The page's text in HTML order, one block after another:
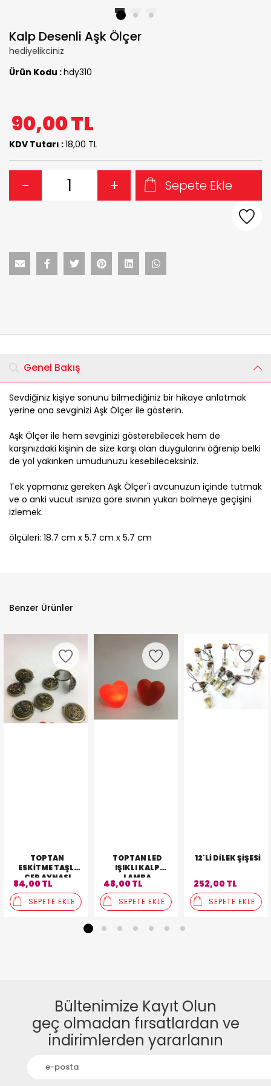
2 3
Kalp Desenli Aşk Ölçer
hediyelikciniz
Ürün Kodu :hdy310
90,00TL
KDV Tutarı :18,00 TL
- + Sepete Ekle
Genel Bakış
Sevdiğiniz kişiye sonunu bilmediğiniz bir hikaye anlatmak
yerine ona sevginizi Aşk Ölçer ile gösterin.
Aşk Ölçer ile hem sevginizi gösterebilecek hem de
karşınızdaki kişinin de size karşı olan duygularını öğrenip belki
de yol yakınken umudunuzu kesebileceksiniz.
Tek yapmanız gereken Aşk Ölçer'i avcunuzun içinde tutmak
ve o anki vücut ısınıza göre sıvının yukarı bölmeye geçişini
izlemek.
ölçüleri: 18.7 cm x 5.7 cm x 5.7 cm
Benzer Ürünler
TOPTAN
ESKITME TAŞLI
CEP AYNASI
84,00 TL
SEPETE EKLE
TOPTAN LED
IŞIKLI KALP
LAMBA
48,00 TL
SEPETE EKLE
12'LI DILEK ŞIŞESI
252,00 TL
SEPETE EKLE
2 3 4 5 6 7
Bültenimize Kayıt Olun
geç olmadan fırsatlardan ve
indirimlerden yararlanın